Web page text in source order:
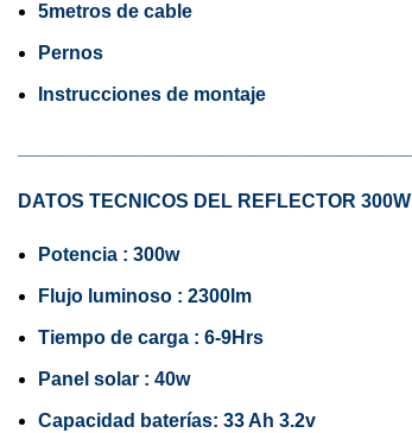
5metros de cable
Pernos
Instrucciones de montaje
DATOS TECNICOS DEL REFLECTOR 300W
Potencia : 300w
Flujo luminoso : 2300lm
Tiempo de carga : 6-9Hrs
Panel solar : 40w
Capacidad baterías: 33 Ah 3.2v